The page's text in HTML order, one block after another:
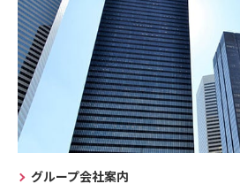
グループ会社案内